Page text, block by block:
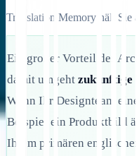
Translation Memory hält Sie
Ein großer Vorteil der
damit umgeht zukünftige
Wenn Ihr Designteam
Beispiel ein Produktbild
Ihrem primären